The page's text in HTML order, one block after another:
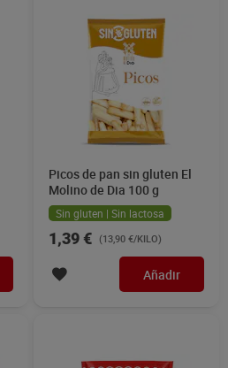
Picos de pan sin gluten El
Molino de Dia 100 g
Sin gluten | Sin lactosa
1,39 € (13,90 €/KILO)
Añadir